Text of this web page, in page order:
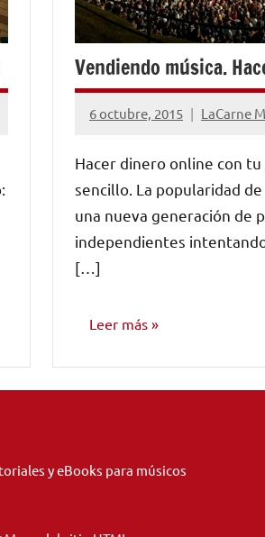
Vendiendo música.
6 octubre, 2015 LaCarne
1
Hacer dinero online con
sencillo. La popularidad
una nueva generación de
independientes
[…]
Leer más
y eBooks para músicos